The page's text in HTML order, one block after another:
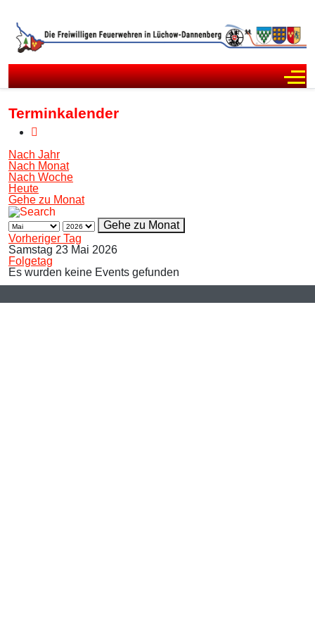
Terminkalender
Nach Jahr
Nach Monat
Nach Woche
Heute
Gehe zu Monat
Gehe zu Monat
Vorheriger Tag
Samstag 23 Mai 2026
Folgetag
Es wurden keine Events gefunden